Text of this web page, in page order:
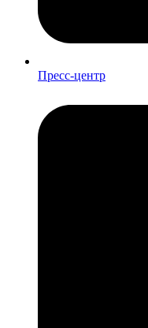
Пресс-центр